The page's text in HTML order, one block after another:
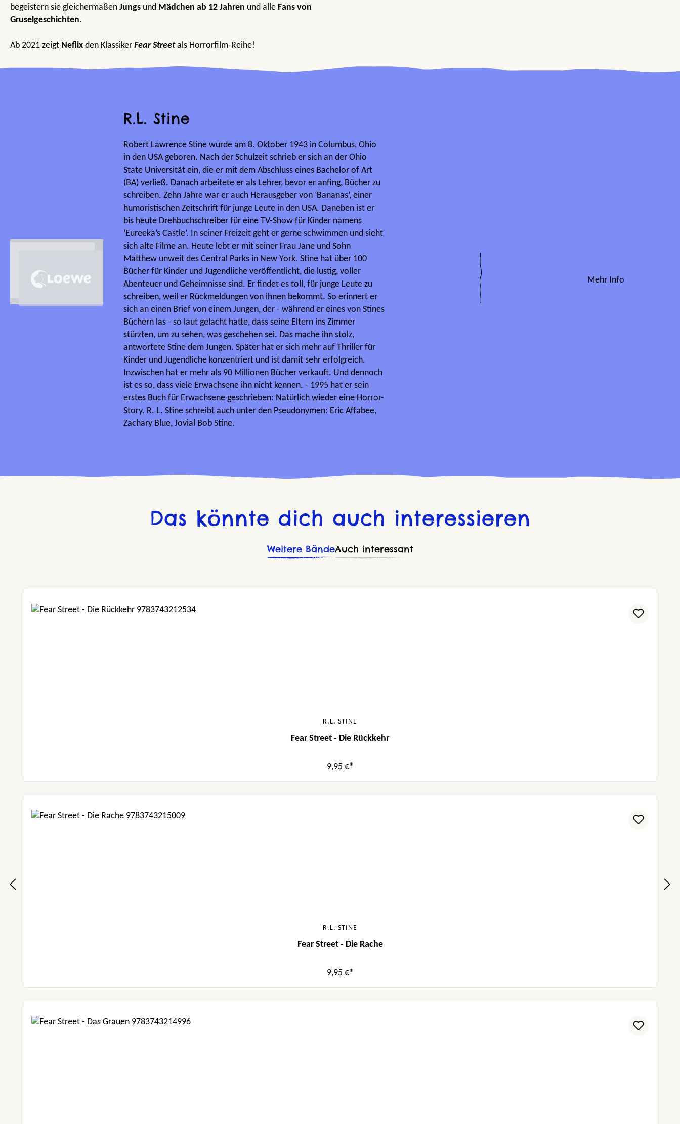
begeistern sie gleichermaßen Jungs und Mädchen ab 12 Jahren und alle Fans von
Gruselgeschichten.
Ab 2021 zeigt Neflix den Klassiker Fear Streetals Horrorfilm-Reihe!
R.L. Stine
Robert Lawrence Stine wurde am 8. Oktober 1943 in Columbus, Ohio
in den USA geboren. Nach der Schulzeit schrieb er sich an der Ohio
State Universität ein, die er mit dem Abschluss eines Bachelor of Art
(BA) verließ. Danach arbeitete er als Lehrer, bevor er anfing, Bücher zu
schreiben. Zehn Jahre war er auch Herausgeber von ‘Bananas’, einer
humoristischen Zeitschrift für junge Leute in den USA. Daneben ist er
bis heute Drehbuchschreiber für eine TV-Show für Kinder namens
‘Eureeka’s Castle’. In seiner Freizeit geht er gerne schwimmen und sieht
sich alte Filme an. Heute lebt er mit seiner Frau Jane und Sohn
Matthew unweit des Central Parks in New York. Stine hat über 100
Bücher für Kinder und Jugendliche veröffentlicht, die lustig, voller
Abenteuer und Geheimnisse sind. Er findet es toll, für junge Leute zu
schreiben, weil er Rückmeldungen von ihnen bekommt. So erinnert er
sich an einen Brief von einem Jungen, der - während er eines von Stines
Büchern las - so laut gelacht hatte, dass seine Eltern ins Zimmer
stürzten, um zu sehen, was geschehen sei. Das mache ihn stolz,
antwortete Stine dem Jungen. Später hat er sich mehr auf Thriller für
Kinder und Jugendliche konzentriert und ist damit sehr erfolgreich.
Inzwischen hat er mehr als 90 Millionen Bücher verkauft. Und dennoch
ist es so, dass viele Erwachsene ihn nicht kennen. - 1995 hat er sein
erstes Buch für Erwachsene geschrieben: Natürlich wieder eine Horror-
Story. R. L. Stine schreibt auch unter den Pseudonymen: Eric Affabee,
Zachary Blue, Jovial Bob Stine.
Mehr Info
Das könnte dich auch interessieren
Weitere BändeAuch interessant
R.L. STINE
Fear Street - Die Rückkehr
9,95 €*
R.L. STINE
Fear Street - Die Rache
9,95 €*